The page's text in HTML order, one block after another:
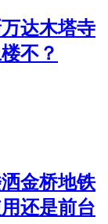
达木塔寺
不？
金桥地铁
还是前台